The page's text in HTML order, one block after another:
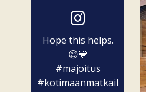
Hope this helps.
😊💙
#majoitus
#kotimaanmatkailu